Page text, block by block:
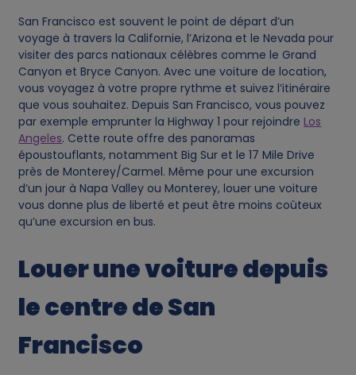
San Francisco est souvent le point de départ d’un
voyage à travers la Californie, l’Arizona et le Nevada pour
visiter des parcs nationaux célèbres comme le Grand
Canyon et Bryce Canyon. Avec une voiture de location,
vous voyagez à votre propre rythme et suivez l’itinéraire
que vous souhaitez. Depuis San Francisco, vous pouvez
par exemple emprunter la Highway 1 pour rejoindre Los
Angeles. Cette route offre des panoramas
époustouflants, notamment Big Sur et le 17 Mile Drive
près de Monterey/Carmel. Même pour une excursion
d’un jour à Napa Valley ou Monterey, louer une voiture
vous donne plus de liberté et peut être moins coûteux
qu’une excursion en bus.
Louer une voiture depuis
le centre de San
Francisco
e
s